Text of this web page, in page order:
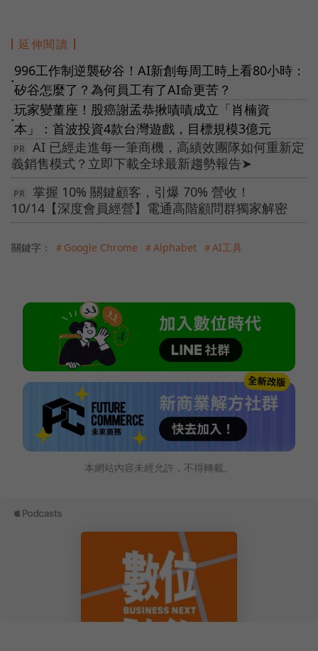
延伸閱讀
●
996工作制逆襲矽谷！AI新創每周工時上看80小時：
矽谷怎麼了？為何員工有了AI命更苦？
●
玩家變董座！股癌謝孟恭揪嘖嘖成立「肖楠資
本」：首波投資4款台灣遊戲，目標規模3億元
AI 已經走進每一筆商機，高績效團隊如何重新定
義銷售模式？立即下載全球最新趨勢報告➤
掌握 10% 關鍵顧客，引爆 70% 營收！
10/14【深度會員經營】電通高階顧問群獨家解密
關鍵字： ＃Google Chrome ＃Alphabet ＃AI工具
本網站內容未經允許，不得轉載。